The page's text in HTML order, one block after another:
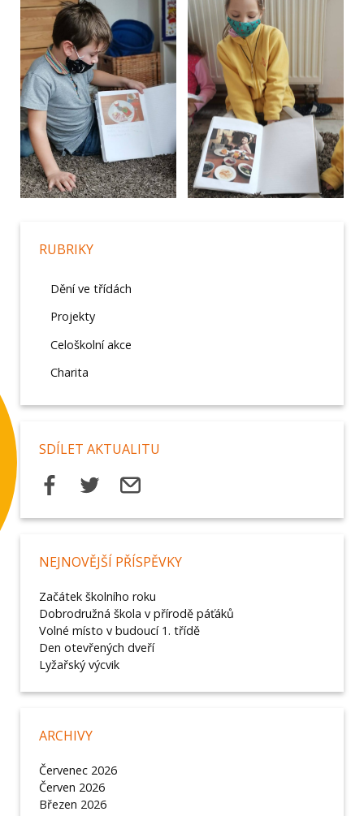
RUBRIKY
Dění ve třídách
Projekty
Celoškolní akce
Charita
SDÍLET AKTUALITU
NEJNOVĚJŠÍ PŘÍSPĚVKY
Začátek školního roku
Dobrodružná škola v přírodě páťáků
Volné místo v budoucí 1. třídě
Den otevřených dveří
Lyžařský výcvik
ARCHIVY
Červenec 2026
Červen 2026
Březen 2026